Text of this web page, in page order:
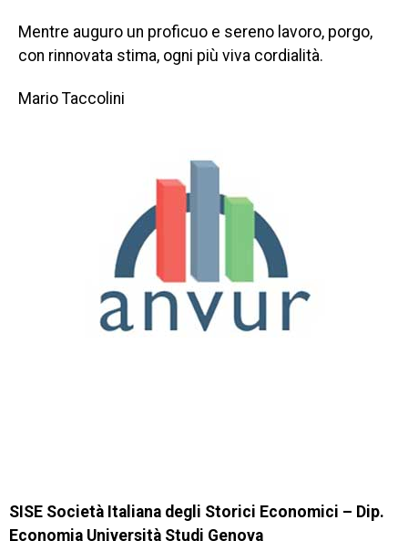
Mentre auguro un proficuo e sereno lavoro, porgo,
con rinnovata stima, ogni più viva cordialità.
Mario Taccolini
SISE Società Italiana degli Storici Economici – Dip.
Economia Università Studi Genova